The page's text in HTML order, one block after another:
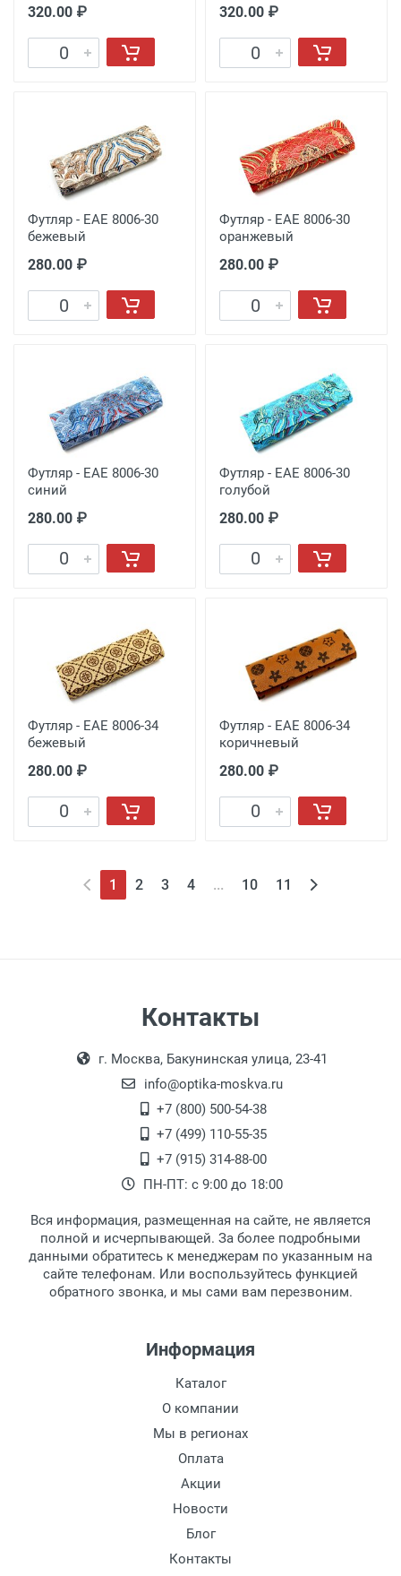
320.00 ₽ 320.00 ₽
Футляр - EAE 8006-30
бежевый
280.00 ₽
Футляр - EAE 8006-30
оранжевый
280.00 ₽
Футляр - EAE 8006-30
синий
280.00 ₽
Футляр - EAE 8006-30
голубой
280.00 ₽
Футляр - EAE 8006-34
бежевый
280.00 ₽
Футляр - EAE 8006-34
коричневый
280.00 ₽
1 2 3 4 ... 10 11
Контакты
г. Москва, Бакунинская улица, 23-41
info@optika-moskva.ru
+7 (800) 500-54-38
+7 (499) 110-55-35
+7 (915) 314-88-00
ПН-ПТ: с 9:00 до 18:00
Вся информация, размещенная на сайте, не является
полной и исчерпывающей. За более подробными
данными обратитесь к менеджерам по указанным на
сайте телефонам. Или воспользуйтесь функцией
обратного звонка, и мы сами вам перезвоним.
Информация
Каталог
О компании
Мы в регионах
Оплата
Акции
Новости
Блог
Контакты